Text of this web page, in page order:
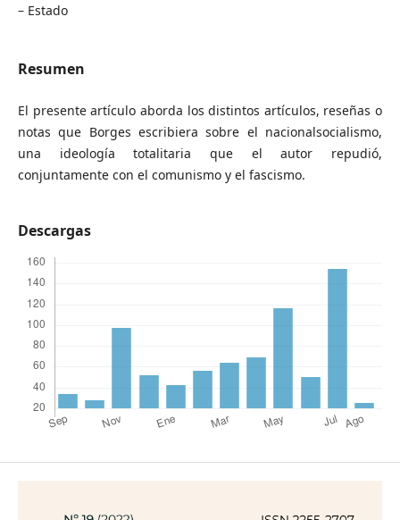
– Estado
Resumen
El presente artículo aborda los distintos artículos, reseñas o
notas que Borges escribiera sobre el nacionalsocialismo,
una ideología totalitaria que el autor repudió,
conjuntamente con el comunismo y el fascismo.
Descargas